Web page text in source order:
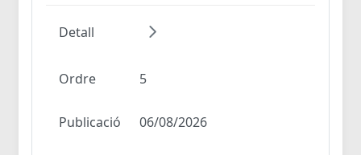
Detall
Ordre 5
Publicació 06/08/2026